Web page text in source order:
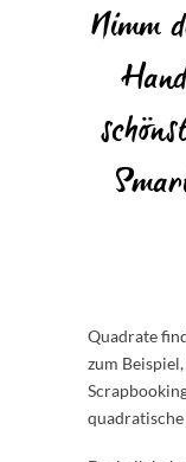
Nimm
Quadrate
zum
quadratische